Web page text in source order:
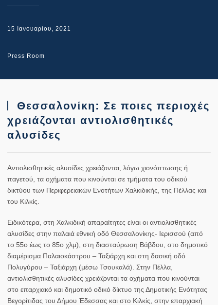
15 Ιανουαρίου, 2021
Press Room
Θεσσαλονίκη: Σε ποιες περιοχές
χρειάζονται αντιολισθητικές
αλυσίδες
Αντιολισθητικές αλυσίδες χρειάζονται, λόγω χιονόπτωσης ή
παγετού, τα οχήματα που κινούνται σε τμήματα του οδικού
δικτύου των Περιφερειακών Ενοτήτων Χαλκιδικής, της Πέλλας και
του Κιλκίς.
Ειδικότερα, στη Χαλκιδική απαραίτητες είναι οι αντιολισθητικές
αλυσίδες στην παλαιά εθνική οδό Θεσσαλονίκης- Ιερισσού (από
το 55ο έως το 85ο χλμ), στη διασταύρωση Βάβδου, στο δημοτικό
διαμέρισμα Παλαιοκάστρου – Ταξιάρχη και στη δασική οδό
Πολυγύρου – Ταξιάρχη (μέσω Τσουκαλά). Στην Πέλλα,
αντιολισθητικές αλυσίδες χρειάζονται τα οχήματα που κινούνται
στο επαρχιακό και δημοτικό οδικό δίκτυο της Δημοτικής Ενότητας
Βεγορίτιδας του Δήμου Έδεσσας και στο Κιλκίς, στην επαρχιακή